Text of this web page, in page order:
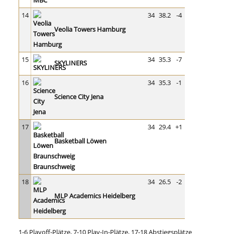
14
Veolia Towers Hamburg
34 38.2 -4
15 SKYLINERS 34 35.3 -7
16
Science City Jena
34 35.3 -1
17
Basketball Löwen
Braunschweig
34 29.4 +1
18
MLP Academics Heidelberg
34 26.5 -2
1-6 Playoff-Plätze, 7-10 Play-In-Plätze, 17-18 Abstiegsplätze